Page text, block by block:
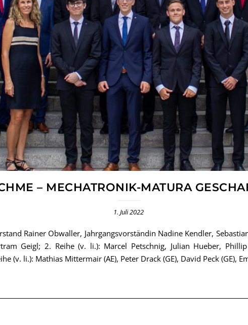
– MECHATRONIK-MATURA
1. Juli 2022
Rainer Obwaller, Jahrgangsvorständin Nadine Kendler,
Geigl; 2. Reihe (v. li.): Marcel Petschnig, Julian Hueber,
(v. li.): Mathias Mittermair (AE), Peter Drack (GE), David Peck (GE),